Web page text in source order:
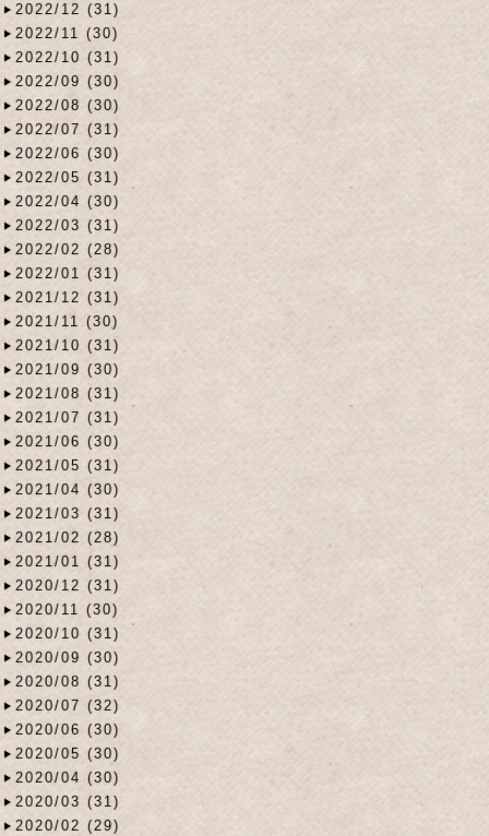
2022/12 (31)
2022/11 (30)
2022/10 (31)
2022/09 (30)
2022/08 (30)
2022/07 (31)
2022/06 (30)
2022/05 (31)
2022/04 (30)
2022/03 (31)
2022/02 (28)
2022/01 (31)
2021/12 (31)
2021/11 (30)
2021/10 (31)
2021/09 (30)
2021/08 (31)
2021/07 (31)
2021/06 (30)
2021/05 (31)
2021/04 (30)
2021/03 (31)
2021/02 (28)
2021/01 (31)
2020/12 (31)
2020/11 (30)
2020/10 (31)
2020/09 (30)
2020/08 (31)
2020/07 (32)
2020/06 (30)
2020/05 (30)
2020/04 (30)
2020/03 (31)
2020/02 (29)